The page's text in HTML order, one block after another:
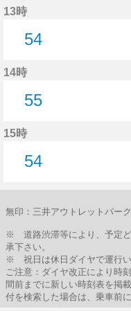
13時
54
14時
55
15時
54
無印：三井アウトレットパー
※ 道路渋滞等により、予定ど
承下さい。
※ 祝日は休日ダイヤで運行い
ご注意：ダイヤ改正により時
間前までに新しい時刻表を掲
付を検索した場合は、乗車前